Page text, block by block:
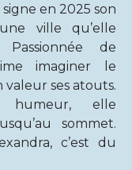
en 2025 son
ville qu’elle
Passionnée de
imaginer le
ses atouts.
elle
sommet.
c’est du